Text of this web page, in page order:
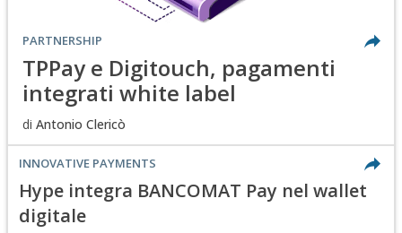
PARTNERSHIP
TPPay e Digitouch, pagamenti
integrati white label
di Antonio Clericò
INNOVATIVE PAYMENTS
Hype integra BANCOMAT Pay nel wallet
digitale